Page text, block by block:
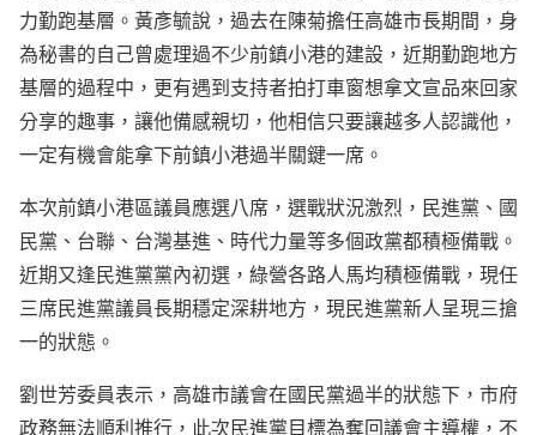
力勤跑基層。黃彥毓說，過去在陳菊擔任高雄市長期間，身
為秘書的自己曾處理過不少前鎮小港的建設，近期勤跑地方
基層的過程中，更有遇到支持者拍打車窗想拿文宣品來回家
分享的趣事，讓他備感親切，他相信只要讓越多人認識他，
一定有機會能拿下前鎮小港過半關鍵一席。
本次前鎮小港區議員應選八席，選戰狀況激烈，民進黨、國
民黨、台聯、台灣基進、時代力量等多個政黨都積極備戰。
近期又逢民進黨黨內初選，綠營各路人馬均積極備戰，現任
三席民進黨議員長期穩定深耕地方，現民進黨新人呈現三搶
一的狀態。
劉世芳委員表示，高雄市議會在國民黨過半的狀態下，市府
政務無法順利推行，此次民進黨目標為奪回議會主導權，不